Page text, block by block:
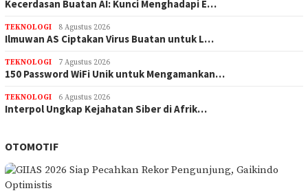
Kecerdasan Buatan AI: Kunci Menghadapi E…
TEKNOLOGI 8 Agustus 2026
Ilmuwan AS Ciptakan Virus Buatan untuk L…
TEKNOLOGI 7 Agustus 2026
150 Password WiFi Unik untuk Mengamankan…
TEKNOLOGI 6 Agustus 2026
Interpol Ungkap Kejahatan Siber di Afrik…
OTOMOTIF